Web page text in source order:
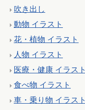
吹き出し
動物 イラスト
花・植物 イラスト
人物 イラスト
医療・健康 イラスト
食べ物 イラスト
車・乗り物 イラスト